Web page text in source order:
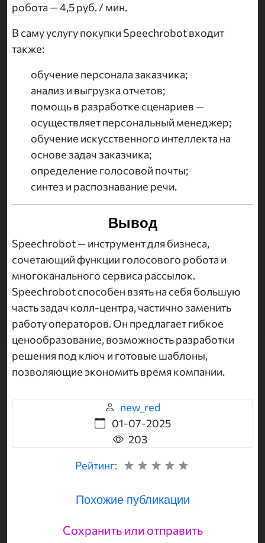
робота — 4,5 руб. / мин.
В саму услугу покупки Speechrobot входит
также:
обучение персонала заказчика;
анализ и выгрузка отчетов;
помощь в разработке сценариев —
осуществляет персональный менеджер;
обучение искусственного интеллекта на
основе задач заказчика;
определение голосовой почты;
синтез и распознавание речи.
Вывод
Speechrobot — инструмент для бизнеса,
сочетающий функции голосового робота и
многоканального сервиса рассылок.
Speechrobot способен взять на себя большую
часть задач колл-центра, частично заменить
работу операторов. Он предлагает гибкое
ценообразование, возможность разработки
решения под ключ и готовые шаблоны,
позволяющие экономить время компании.
new_red
01-07-2025
203
Рейтинг:
Похожие публикации
Сохранить или отправить